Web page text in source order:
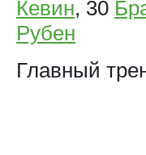
Кевин, 30
Рубен
Главный